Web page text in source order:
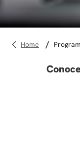
derecho